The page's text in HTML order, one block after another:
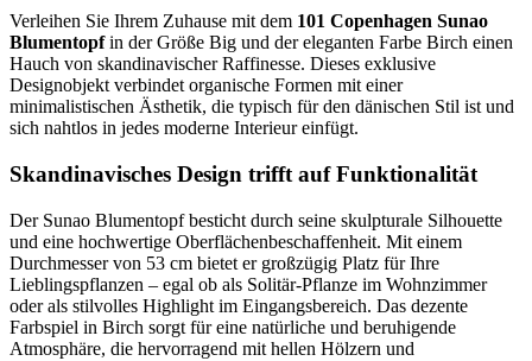
Verleihen Sie Ihrem Zuhause mit dem 101 Copenhagen Sunao
Blumentopfin der Größe Big und der eleganten Farbe Birch einen
Hauch von skandinavischer Raffinesse. Dieses exklusive
Designobjekt verbindet organische Formen mit einer
minimalistischen Ästhetik, die typisch für den dänischen Stil ist und
sich nahtlos in jedes moderne Interieur einfügt.
Skandinavisches Design trifft auf Funktionalität
Der Sunao Blumentopf besticht durch seine skulpturale Silhouette
und eine hochwertige Oberflächenbeschaffenheit. Mit einem
Durchmesser von 53 cm bietet er großzügig Platz für Ihre
Lieblingspflanzen – egal ob als Solitär-Pflanze im Wohnzimmer
oder als stilvolles Highlight im Eingangsbereich. Das dezente
Farbspiel in Birch sorgt für eine natürliche und beruhigende
Atmosphäre, die hervorragend mit hellen Hölzern und